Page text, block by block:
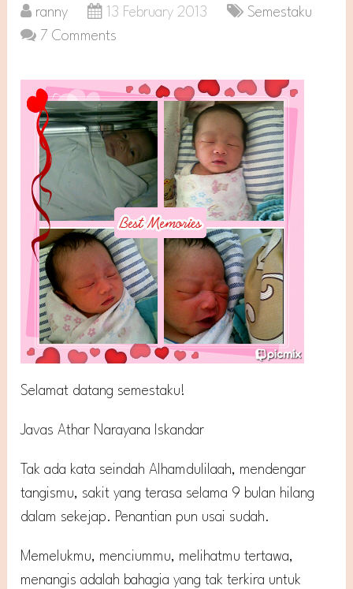
ranny 13 February 2013
Semestaku
7 Comments
Selamat datang semestaku!
Javas Athar Narayana Iskandar
Tak ada kata seindah Alhamdulilaah, mendengar
tangismu, sakit yang terasa selama 9 bulan hilang
dalam sekejap. Penantian pun usai sudah.
Memelukmu, menciummu, melihatmu tertawa,
menangis adalah bahagia yang tak terkira untuk